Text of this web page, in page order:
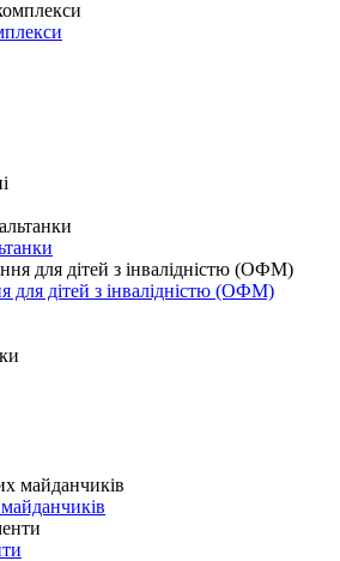
для дітей з інвалідністю (ОФМ)